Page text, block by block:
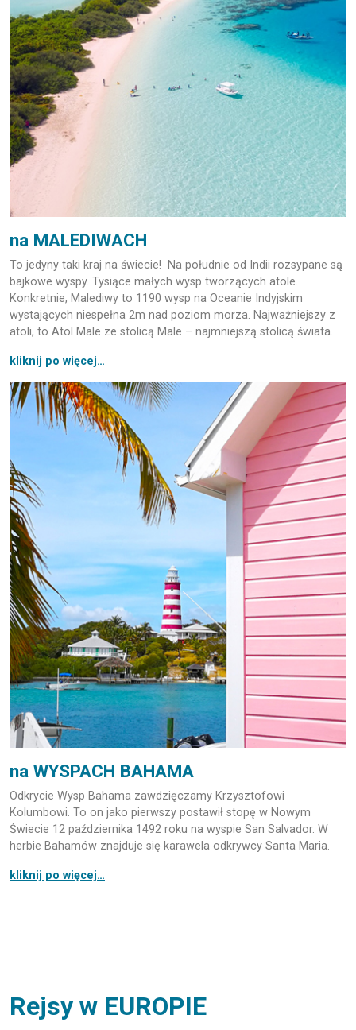
na MALEDIWACH
To jedyny taki kraj na świecie! Na południe od Indii rozsypane są
bajkowe wyspy. Tysiące małych wysp tworzących atole.
Konkretnie, Malediwy to 1190 wysp na Oceanie Indyjskim
wystających niespełna 2m nad poziom morza. Najważniejszy z
atoli, to Atol Male ze stolicą Male – najmniejszą stolicą świata.
kliknij po więcej…
na WYSPACH BAHAMA
Odkrycie Wysp Bahama zawdzięczamy Krzysztofowi
Kolumbowi. To on jako pierwszy postawił stopę w Nowym
Świecie 12 października 1492 roku na wyspie San Salvador. W
herbie Bahamów znajduje się karawela odkrywcy Santa Maria.
kliknij po więcej…
Rejsy w EUROPIE